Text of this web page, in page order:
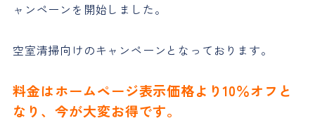
ャンペーンを開始しました。
空室清掃向けのキャンペーンとなっております。
料金はホームページ表示価格より10％オフと
なり、今が大変お得です。